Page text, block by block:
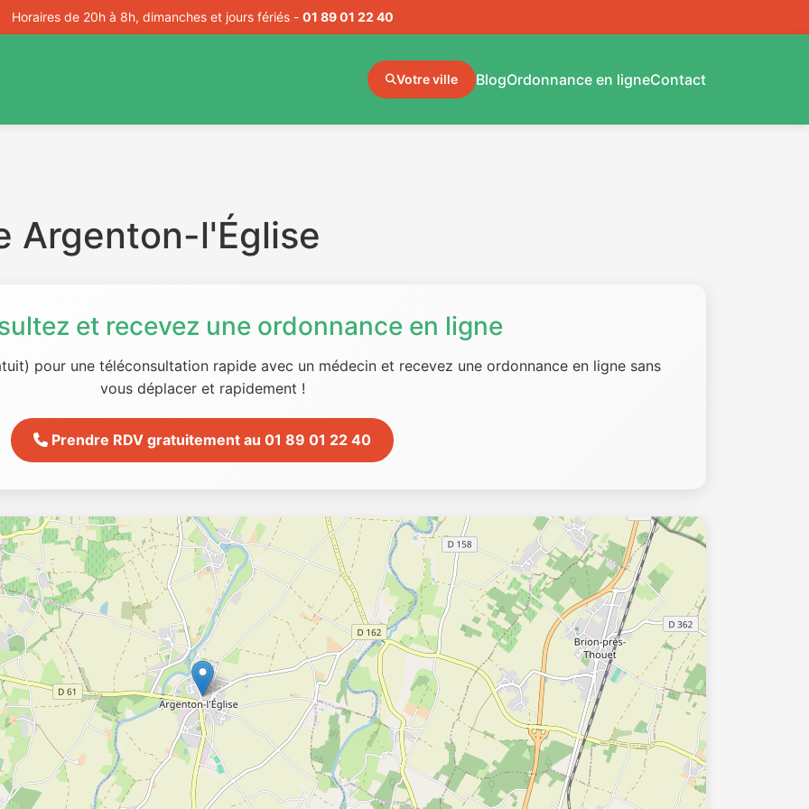
Horaires de 20h à 8h, dimanches et jours fériés - 01 89 01 22 40
Votre ville BlogOrdonnance en ligneContact
Argenton-l'Église
et recevez une ordonnance en ligne
pour une téléconsultation rapide avec un médecin et recevez une ordonnance en ligne sans
vous déplacer et rapidement !
Prendre RDV gratuitement au 01 89 01 22 40